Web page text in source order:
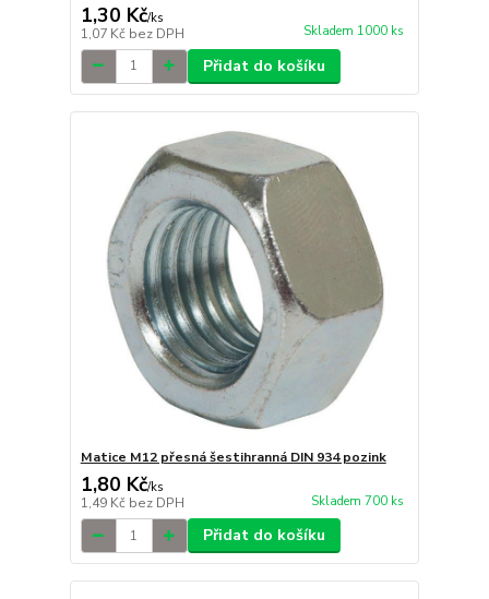
1,30 Kč/ks
1,07 Kč bez DPH Skladem 1000 ks
Přidat do košíku
Matice M12 přesná šestihranná DIN 934 pozink
1,80 Kč/ks
1,49 Kč bez DPH Skladem 700 ks
Přidat do košíku